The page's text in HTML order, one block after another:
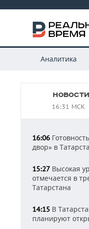
Аналитика
16:31 МСК
16:06
двор» в
15:27 Высокая
отмечается в
Татарстана
14:15 В
планируют